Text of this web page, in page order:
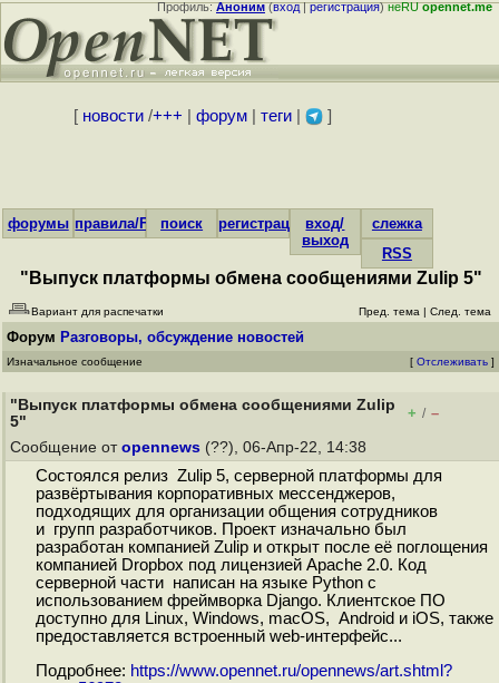
Профиль:Аноним(вход|регистрация)неRUopennet.me
[ новости/+++ форум| теги| ]
форумы правила/FAQпоиск регистрациявход/
выход
слежка
RSS
"Выпуск платформы обмена сообщениями Zulip 5"
Вариант для распечатки Пред. тема | След. тема
Форум Разговоры, обсуждение новостей
Изначальное сообщение [ Отслеживать ]
"Выпуск платформы обмена сообщениями Zulip
5"
+ / –
Сообщение от opennews (??), 06-Апр-22, 14:38
Состоялся релиз Zulip 5, серверной платформы для
развёртывания корпоративных мессенджеров,
подходящих для организации общения сотрудников
и групп разработчиков. Проект изначально был
разработан компанией Zulip и открыт после её поглощения
компанией Dropbox под лицензией Apache 2.0. Код
серверной части написан на языке Python с
использованием фреймворка Django. Клиентское ПО
доступно для Linux, Windows, macOS, Android и iOS, также
предоставляется встроенный web-интерфейс...
Подробнее: https://www.opennet.ru/opennews/art.shtml?